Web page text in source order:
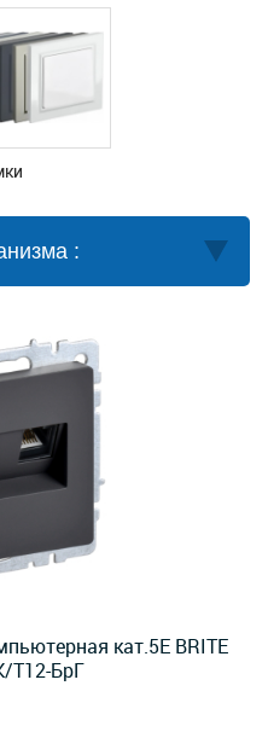
:
кат.5E BRITE
Т12-БрГ